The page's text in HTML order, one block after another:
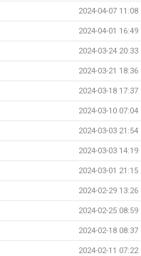
2024-04-07 11:08
2024-04-01 16:49
2024-03-24 20:33
2024-03-21 18:36
2024-03-18 17:37
2024-03-10 07:04
2024-03-03 21:54
2024-03-03 14:19
2024-03-01 21:15
2024-02-29 13:26
2024-02-25 08:59
2024-02-18 08:37
2024-02-11 07:22